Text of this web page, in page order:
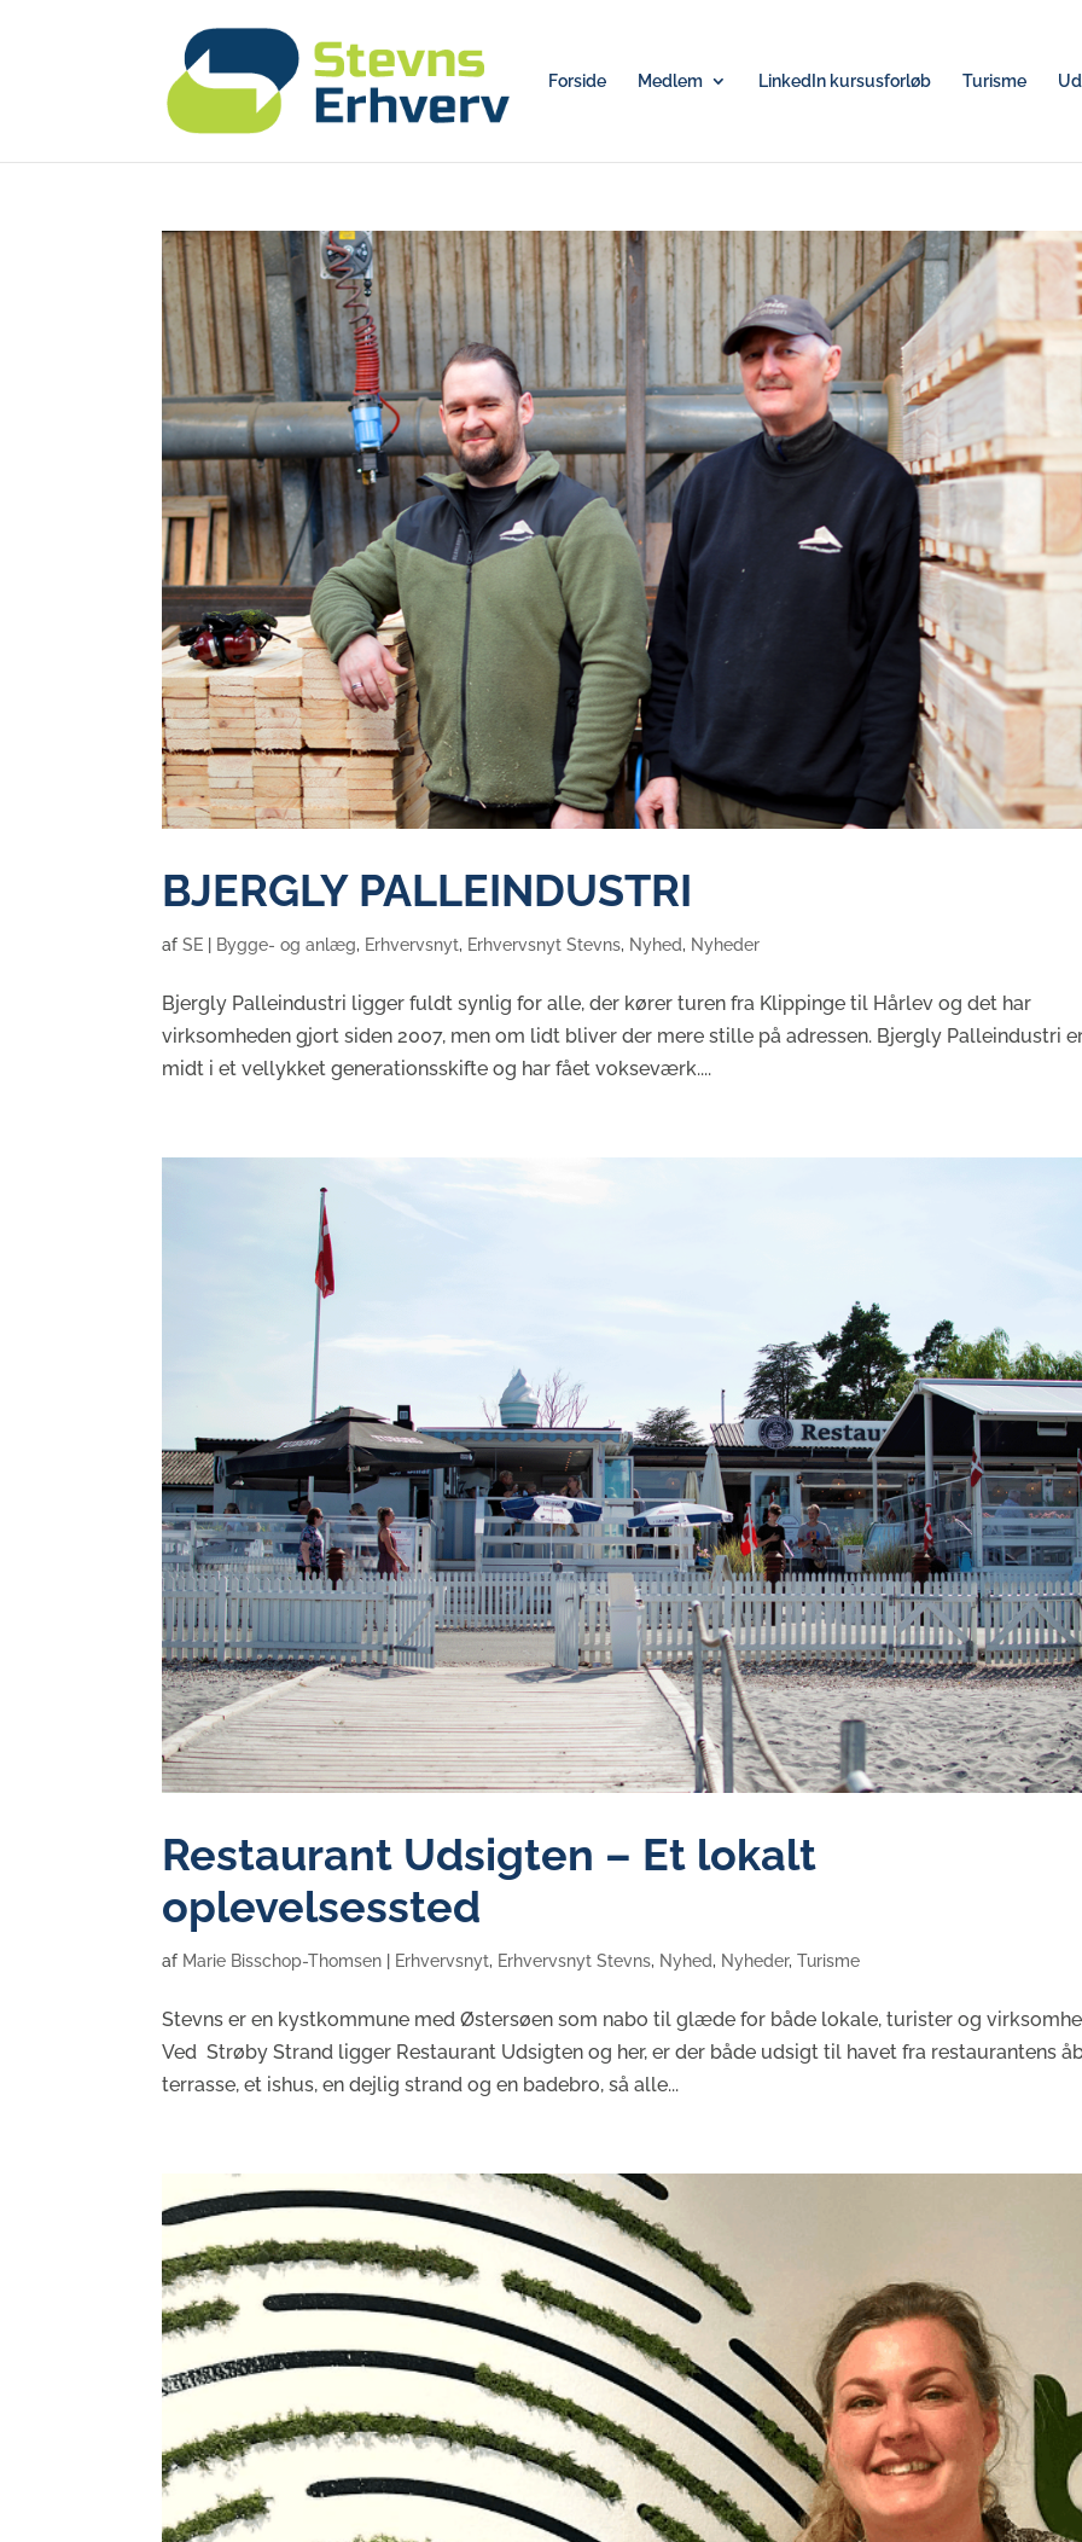
Forside Medlem LinkedIn kursusforløb Turisme
BJERGLY PALLEINDUSTRI
afSE Bygge- og anlæg, Erhvervsnyt, Erhvervsnyt Stevns, Nyhed, Nyheder
Bjergly Palleindustri ligger fuldt synlig for alle, der kører turen fra Klippinge til Hårlev og det har
virksomheden gjort siden 2007, men om lidt bliver der mere stille på adressen. Bjergly Palleindustri
midt i et vellykket generationsskifte og har fået vokseværk....
Restaurant Udsigten – Et lokalt
oplevelsessted
af Marie Bisschop-Thomsen | Erhvervsnyt, Erhvervsnyt Stevns, Nyhed, Nyheder,Turisme
Stevns er en kystkommune med Østersøen som nabo til glæde for både lokale, turister og
Ved Strøby Strand ligger Restaurant Udsigten og her, er der både udsigt til havet fra restaurantens
terrasse, et ishus, en dejlig strand og en badebro, så alle...